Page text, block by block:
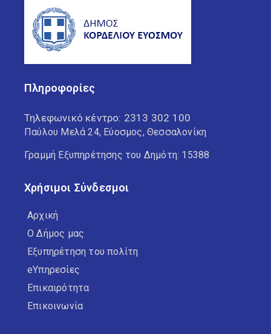
Πληροφορίες
Τηλεφωνικό κέντρο: 2313 302 100
Παύλου Μελά 24, Εύοσμος, Θεσσαλονίκη
Γραμμή Εξυπηρέτησης του Δημότη: 15388
Χρήσιμοι Σύνδεσμοι
Αρχική
Ο Δήμος μας
Εξυπηρέτηση του πολίτη
eΥπηρεσίες
Επικαιρότητα
Επικοινωνία